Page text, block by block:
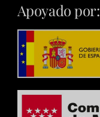
Apoyado por: